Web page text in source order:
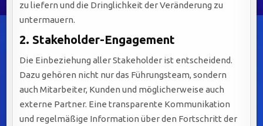
zu liefern und die Dringlichkeit der Veränderung zu
untermauern.
2. Stakeholder-Engagement
Die Einbeziehung aller Stakeholder ist entscheidend.
Dazu gehören nicht nur das Führungsteam, sondern
auch Mitarbeiter, Kunden und möglicherweise auch
externe Partner. Eine transparente Kommunikation
und regelmäßige Information über den Fortschritt der